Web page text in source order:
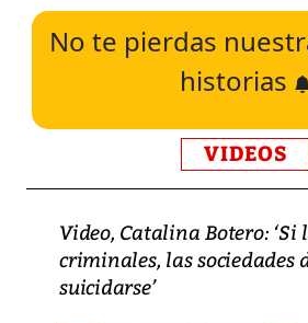
No te pierdas
historias
VIDEOS
Video, Catalina Botero: ‘Si
criminales, las sociedades
suicidarse’